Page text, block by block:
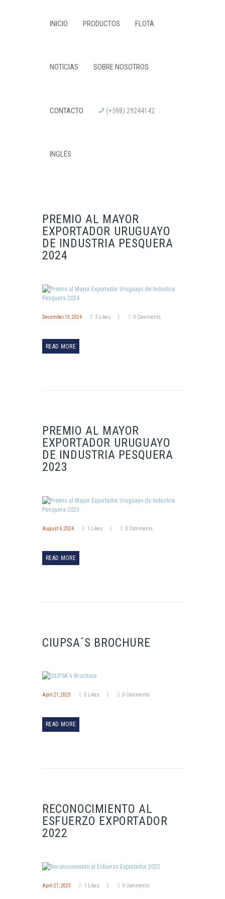
INICIO PRODUCTOS FLOTA
NOTICIAS SOBRE NOSOTROS
CONTACTO (+598) 29244142
INGLÉS
PREMIO AL MAYOR
EXPORTADOR URUGUAYO
DE INDUSTRIA PESQUERA
2024
December 13, 2024 3 Likes 0 Comments
READ MORE
PREMIO AL MAYOR
EXPORTADOR URUGUAYO
DE INDUSTRIA PESQUERA
2023
August 6, 2024 1 Likes 0 Comments
READ MORE
CIUPSA´S BROCHURE
April 21, 2023 0 Likes 0 Comments
READ MORE
RECONOCIMIENTO AL
ESFUERZO EXPORTADOR
2022
April 21, 2023 1 Likes 0 Comments